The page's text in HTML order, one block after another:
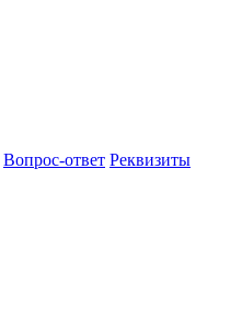
Вопрос-ответ Реквизиты